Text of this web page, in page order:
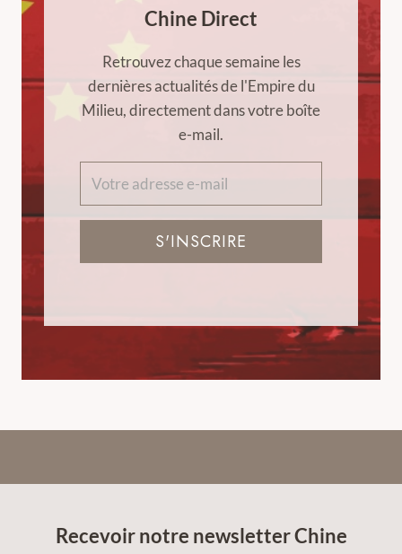
Chine Direct
Retrouvez chaque semaine les
dernières actualités de l'Empire du
Milieu, directement dans votre boîte
e-mail.
S'INSCRIRE
Recevoir notre newsletter Chine